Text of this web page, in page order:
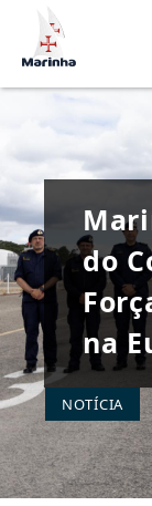
do
na
NOTÍCIA